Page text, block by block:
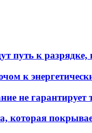
путь к разрядке,
к
не
которая